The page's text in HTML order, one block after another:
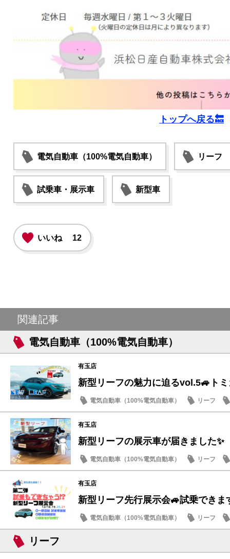
トップへ戻る🔙
電気自動車（100%電気自動車） リーフ
試乗車・展示車 新型車
いいね 12
関連記事
電気自動車（100%電気自動車）
有玉店
新型リーフの魅力に迫るvol.5🚙ト
電気自動車（100%電気自動車）
リーフ
店内イベント
有玉店
新型リーフの展示車が届きました✨
電気自動車（100%電気自動車）
リーフ
おもてなし
有玉店
新型リーフ先行展示会🚙試乗できま
電気自動車（100%電気自動車）
リーフ
話題の情報
リーフ